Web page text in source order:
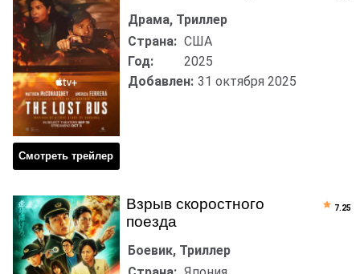
Смотреть трейлер
Драма, Триллер
Страна: США
Год:
2025
Добавлен: 31 октября 2025
Взрыв скоростного
поезда
Боевик, Триллер
7.25